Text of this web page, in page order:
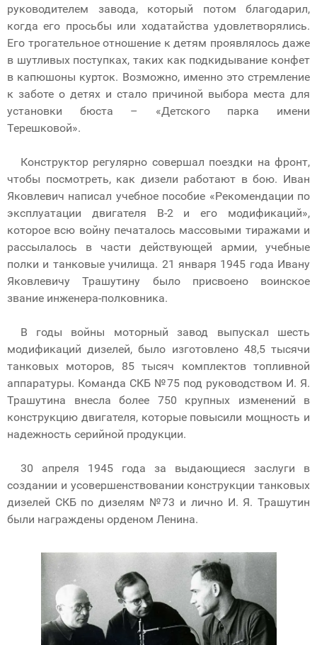
руководителем завода, который потом благодарил,
когда его просьбы или ходатайства удовлетворялись.
Его трогательное отношение к детям проявлялось даже
в шутливых поступках, таких как подкидывание конфет
в капюшоны курток. Возможно, именно это стремление
к заботе о детях и стало причиной выбора места для
установки бюста – «Детского парка имени
Терешковой».
Конструктор регулярно совершал поездки на фронт,
чтобы посмотреть, как дизели работают в бою. Иван
Яковлевич написал учебное пособие «Рекомендации по
эксплуатации двигателя В-2 и его модификаций»,
которое всю войну печаталось массовыми тиражами и
рассылалось в части действующей армии, учебные
полки и танковые училища. 21 января 1945 года Ивану
Яковлевичу Трашутину было присвоено воинское
звание инженера-полковника.
В годы войны моторный завод выпускал шесть
модификаций дизелей, было изготовлено 48,5 тысячи
танковых моторов, 85 тысяч комплектов топливной
аппаратуры. Команда СКБ №75 под руководством И. Я.
Трашутина внесла более 750 крупных изменений в
конструкцию двигателя, которые повысили мощность и
надежность серийной продукции.
30 апреля 1945 года за выдающиеся заслуги в
создании и усовершенствовании конструкции танковых
дизелей СКБ по дизелям №73 и лично И. Я. Трашутин
были награждены орденом Ленина.